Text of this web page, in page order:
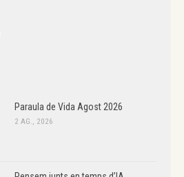
Paraula de Vida Agost 2026
2 AG., 2026